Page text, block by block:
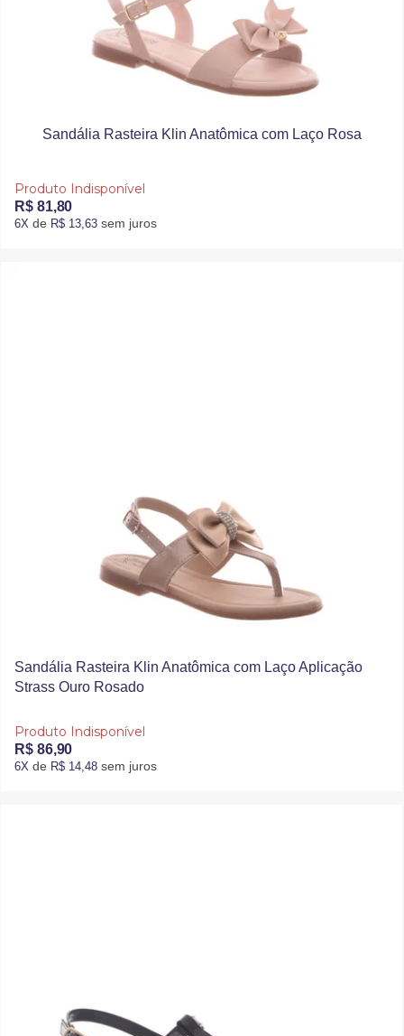
Sandália Rasteira Klin Anatômica com Laço Rosa
Produto Indisponível
R$ 81,80
6X de R$ 13,63 sem juros
Sandália Rasteira Klin Anatômica com Laço Aplicação
Strass Ouro Rosado
Produto Indisponível
R$ 86,90
6X de R$ 14,48 sem juros